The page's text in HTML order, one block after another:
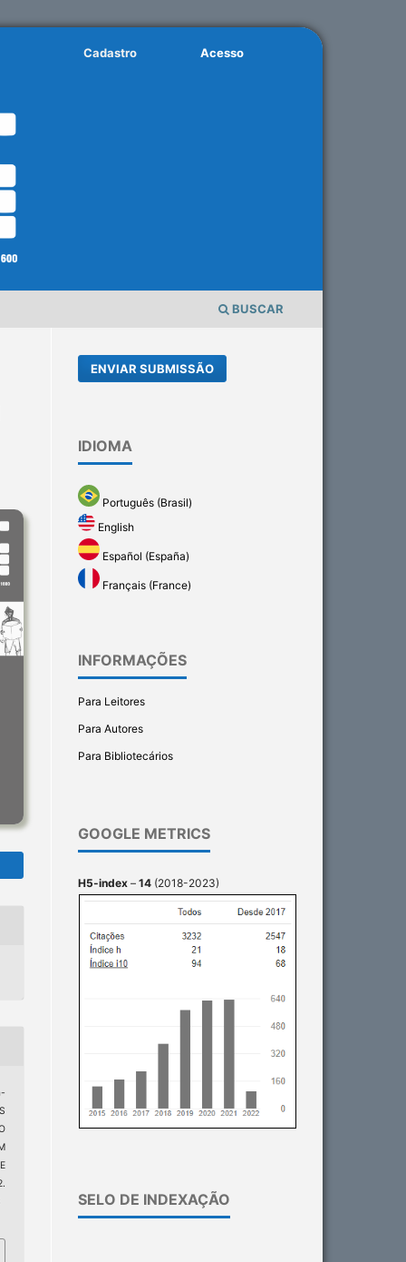
BUSCAR
Cadastro Acesso
ENVIAR SUBMISSÃO
IDIOMA
Português (Brasil)
English
Español (España)
Français (France)
INFORMAÇÕES
Para Leitores
Para Autores
Para Bibliotecários
GOOGLE METRICS
H5-index – 14 (2018-2023)
SELO DE INDEXAÇÃO